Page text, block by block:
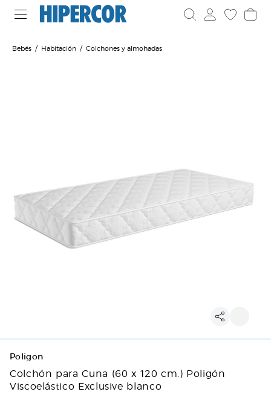
Bebés Habitación Colchones y almohadas
Poligon
Colchón para Cuna (60 x 120 cm.) Poligón
Viscoelástico Exclusive blanco